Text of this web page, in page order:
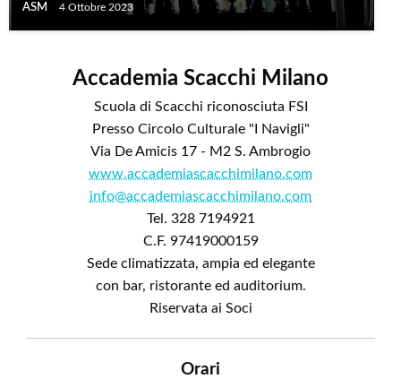
ASM 4 Ottobre 2023
Accademia Scacchi Milano
Scuola di Scacchi riconosciuta FSI
Presso Circolo Culturale "I Navigli"
Via De Amicis 17 - M2 S. Ambrogio
www.accademiascacchimilano.com
info@accademiascacchimilano.com
Tel. 328 7194921
C.F. 97419000159
Sede climatizzata, ampia ed elegante
con bar, ristorante ed auditorium.
Riservata ai Soci
Orari